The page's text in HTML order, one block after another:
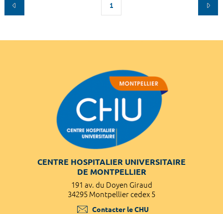
1
CENTRE HOSPITALIER UNIVERSITAIRE
DE MONTPELLIER
191 av. du Doyen Giraud
34295 Montpellier cedex 5
Contacter le CHU